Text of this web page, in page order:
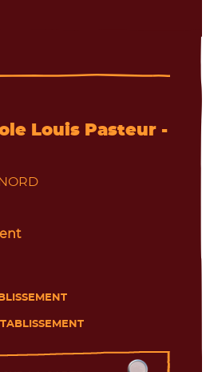
Louis Pasteur -